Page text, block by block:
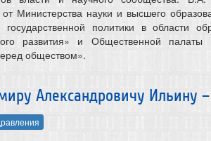
Министерства науки и высшего
политики в области
развития» и Общественной палаты
обществом».
Александровичу Ильину